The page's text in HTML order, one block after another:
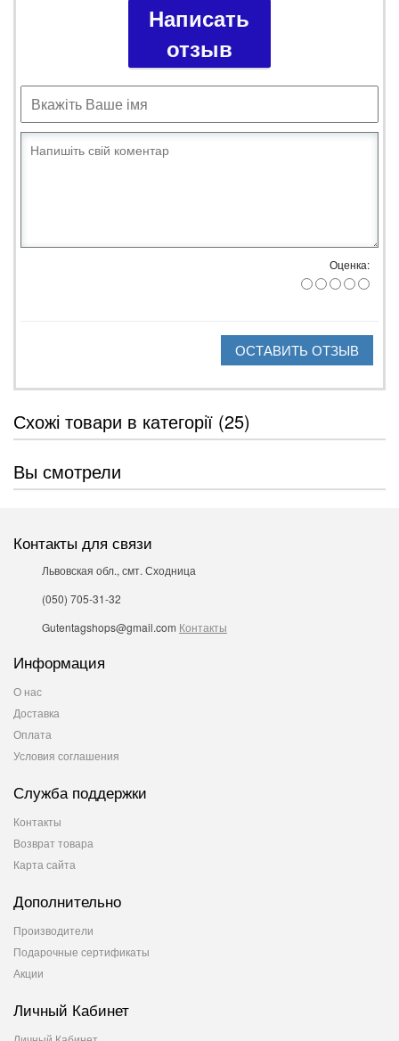
Написать
отзыв
Оценка:
ОСТАВИТЬ ОТЗЫВ
Схожі товари в категорії (25)
Вы смотрели
Контакты для связи
Львовская обл., смт. Сходница
(050) 705-31-32
Gutentagshops@gmail.com Контакты
Информация
О нас
Доставка
Оплата
Условия соглашения
Служба поддержки
Контакты
Возврат товара
Карта сайта
Дополнительно
Производители
Подарочные сертификаты
Акции
Личный Кабинет